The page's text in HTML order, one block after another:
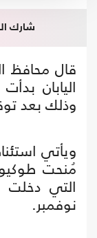
شارك
قال محافظ
اليابان
وذلك بعد
ويأتي
مُنحت طوكيو
التي دخلت
نوفمبر.